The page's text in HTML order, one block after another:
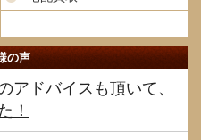
の声
アドバイスも頂いて、
！